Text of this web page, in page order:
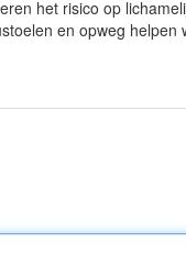
het risico op
en opweg helpen